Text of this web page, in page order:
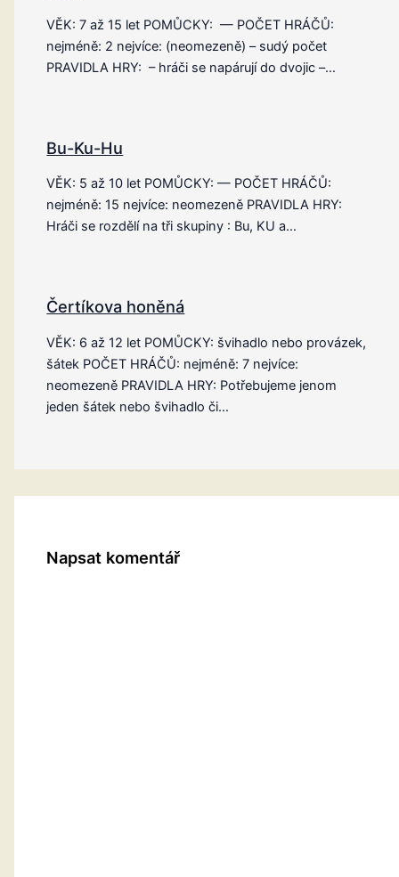
VĚK: 7 až 15 let POMŮCKY: — POČET HRÁČŮ:
nejméně: 2 nejvíce: (neomezeně) – sudý počet
PRAVIDLA HRY: – hráči se napárují do dvojic –…
Bu-Ku-Hu
VĚK: 5 až 10 let POMŮCKY: — POČET HRÁČŮ:
nejméně: 15 nejvíce: neomezeně PRAVIDLA HRY:
Hráči se rozdělí na tři skupiny : Bu, KU a…
Čertíkova honěná
VĚK: 6 až 12 let POMŮCKY: švihadlo nebo provázek,
šátek POČET HRÁČŮ: nejméně: 7 nejvíce:
neomezeně PRAVIDLA HRY: Potřebujeme jenom
jeden šátek nebo švihadlo či…
Napsat komentář